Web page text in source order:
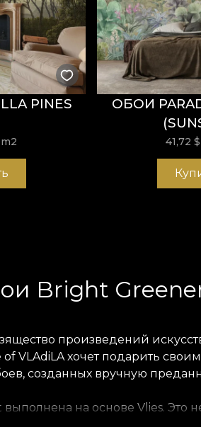
PINES
ОБОИ
41,72$
Bright
произведений
VLAdiLA хочет подарить
созданных вручную
на основе Vlies.